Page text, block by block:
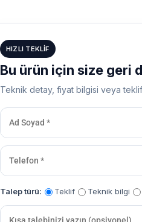
HIZLI TEKLIF
Bu ürün için size geri
Teknik detay, fiyat bilgisi veya
Talep türü: Teklif Teknik bilgi